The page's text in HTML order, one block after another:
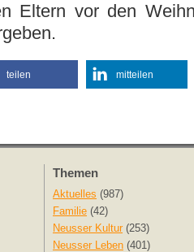
Eltern vor den
teilen mitteilen
Themen
Aktuelles (987)
Familie (42)
Neusser Kultur (253)
Neusser Leben (401)